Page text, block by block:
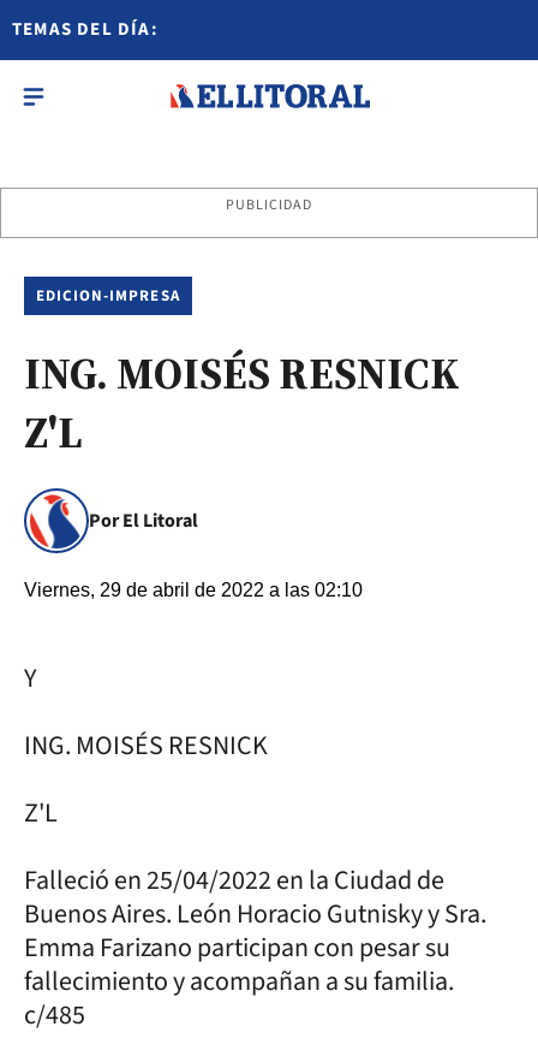
TEMAS DEL DÍA:
PUBLICIDAD
EDICION-IMPRESA
ING. MOISÉS RESNICK
Z'L
Por El Litoral
Viernes, 29 de abril de 2022 a las 02:10
Y
ING. MOISÉS RESNICK
Z'L
Falleció en 25/04/2022 en la Ciudad de
Buenos Aires. León Horacio Gutnisky y Sra.
Emma Farizano participan con pesar su
fallecimiento y acompañan a su familia.
c/485